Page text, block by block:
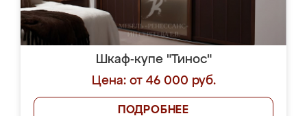
Шкаф-купе "Тинос"
Цена: от 46 000 руб.
ПОДРОБНЕЕ